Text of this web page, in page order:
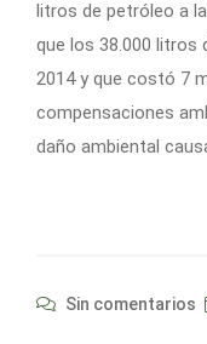
litros de petróleo a
que los 38.000 litros
2014 y que costó 7
compensaciones
daño ambiental
Sin comentarios